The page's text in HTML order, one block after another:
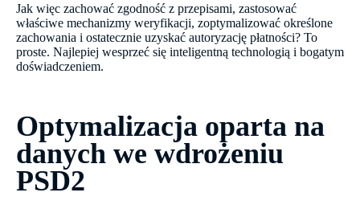
Jak więc zachować zgodność z przepisami, zastosować
właściwe mechanizmy weryfikacji, zoptymalizować określone
zachowania i ostatecznie uzyskać autoryzację płatności? To
proste. Najlepiej wesprzeć się inteligentną technologią i bogatym
doświadczeniem.
Optymalizacja oparta na
danych we wdrożeniu
PSD2